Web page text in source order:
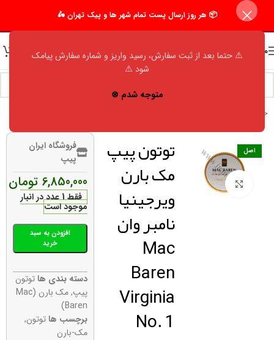
⚠️ حتما بعد از ثبت سفارش، رسید واریز و شماره سفارش پیامک
شود ⚠️
متوجه شدم ⊗
📦 هر روز ارسال پست تمام شهر ها و پیک تهران 🛵
منو
خانه
اصل
برای بزرگنمایی کلیک کنید
توتون پیپ
مک بارن
ویرجینیا
نامبر وان
Mac
Baren
Virginia
No. 1
فروشگاه ایران
پیپ
6,850,000 تومان
فقط 1 عدد در انبار
موجود است
افزودن به سبد
خرید
دسته بندی ها توتون
پیپ,
مک بارن (Mac
Baren)
برچسب ها توتون,
مک-بارن